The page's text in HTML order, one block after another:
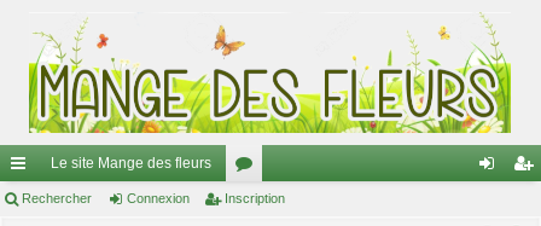
ac
Le site Mange des fleurs
or
Rechercher Connexion Inscription